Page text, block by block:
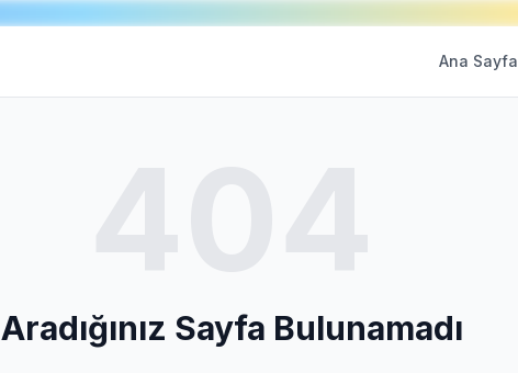
Ana Sayfa
Aradığınız Sayfa Bulunamadı